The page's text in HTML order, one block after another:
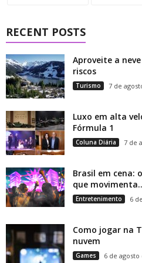
RECENT POSTS
Aproveite a
riscos
Turismo 7 de
Luxo em alta
Fórmula 1
Coluna Diária 7 de
Brasil em cena:
que
Entretenimento 6
Como jogar na
nuvem
Games 6 de agosto